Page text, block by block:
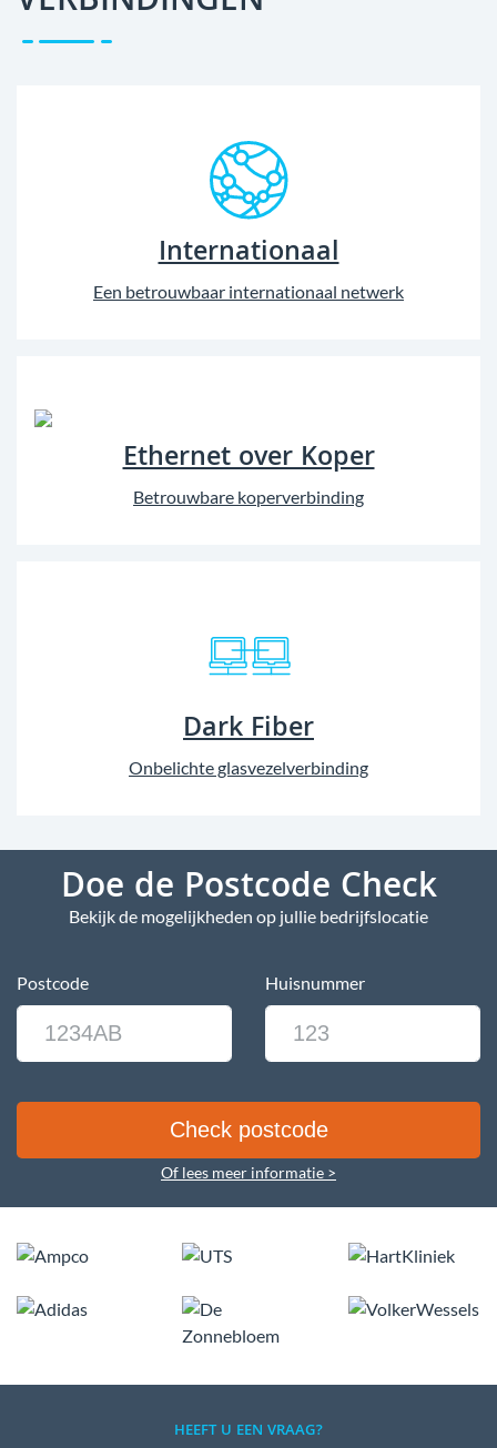
Internationaal
Een betrouwbaar internationaal netwerk
Ethernet over Koper
Betrouwbare koperverbinding
Dark Fiber
Onbelichte glasvezelverbinding
Doe de Postcode Check
Bekijk de mogelijkheden op jullie bedrijfslocatie
Postcode Huisnummer
Of lees meer informatie >
HEEFT U EEN VRAAG?